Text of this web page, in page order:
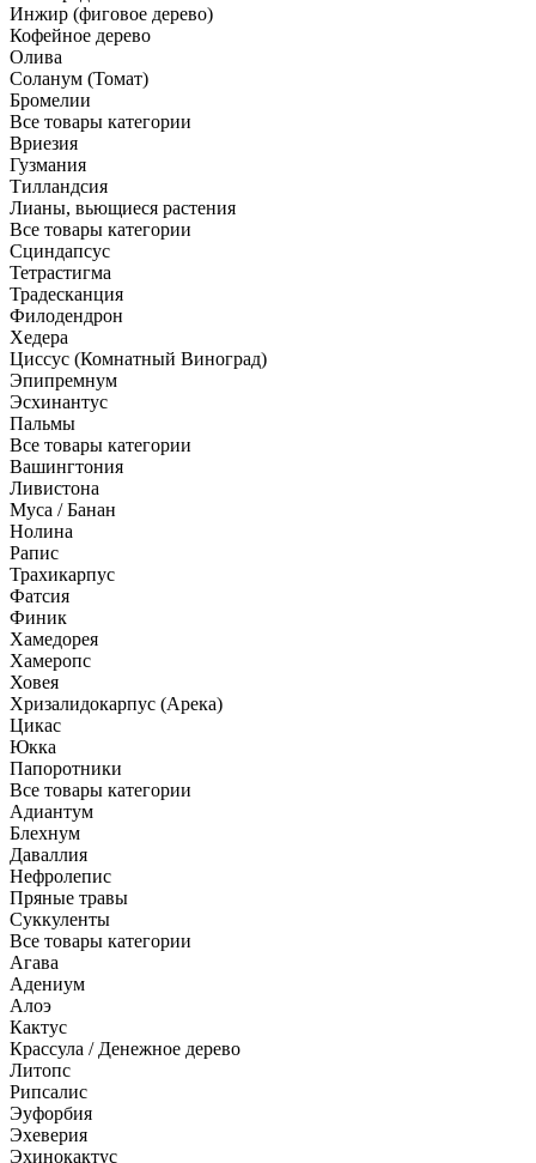
Инжир (фиговое дерево)
Кофейное дерево
Олива
Соланум (Томат)
Бромелии
Все товары категории
Вриезия
Гузмания
Тилландсия
Лианы, вьющиеся растения
Все товары категории
Сциндапсус
Тетрастигма
Традесканция
Филодендрон
Хедера
Циссус (Комнатный Виноград)
Эпипремнум
Эсхинантус
Пальмы
Все товары категории
Вашингтония
Ливистона
Муса / Банан
Нолина
Рапис
Трахикарпус
Фатсия
Финик
Хамедорея
Хамеропс
Ховея
Хризалидокарпус (Арека)
Цикас
Юкка
Папоротники
Все товары категории
Адиантум
Блехнум
Даваллия
Нефролепис
Пряные травы
Суккуленты
Все товары категории
Агава
Адениум
Алоэ
Кактус
Крассула / Денежное дерево
Литопс
Рипсалис
Эуфорбия
Эхеверия
Эхинокактус